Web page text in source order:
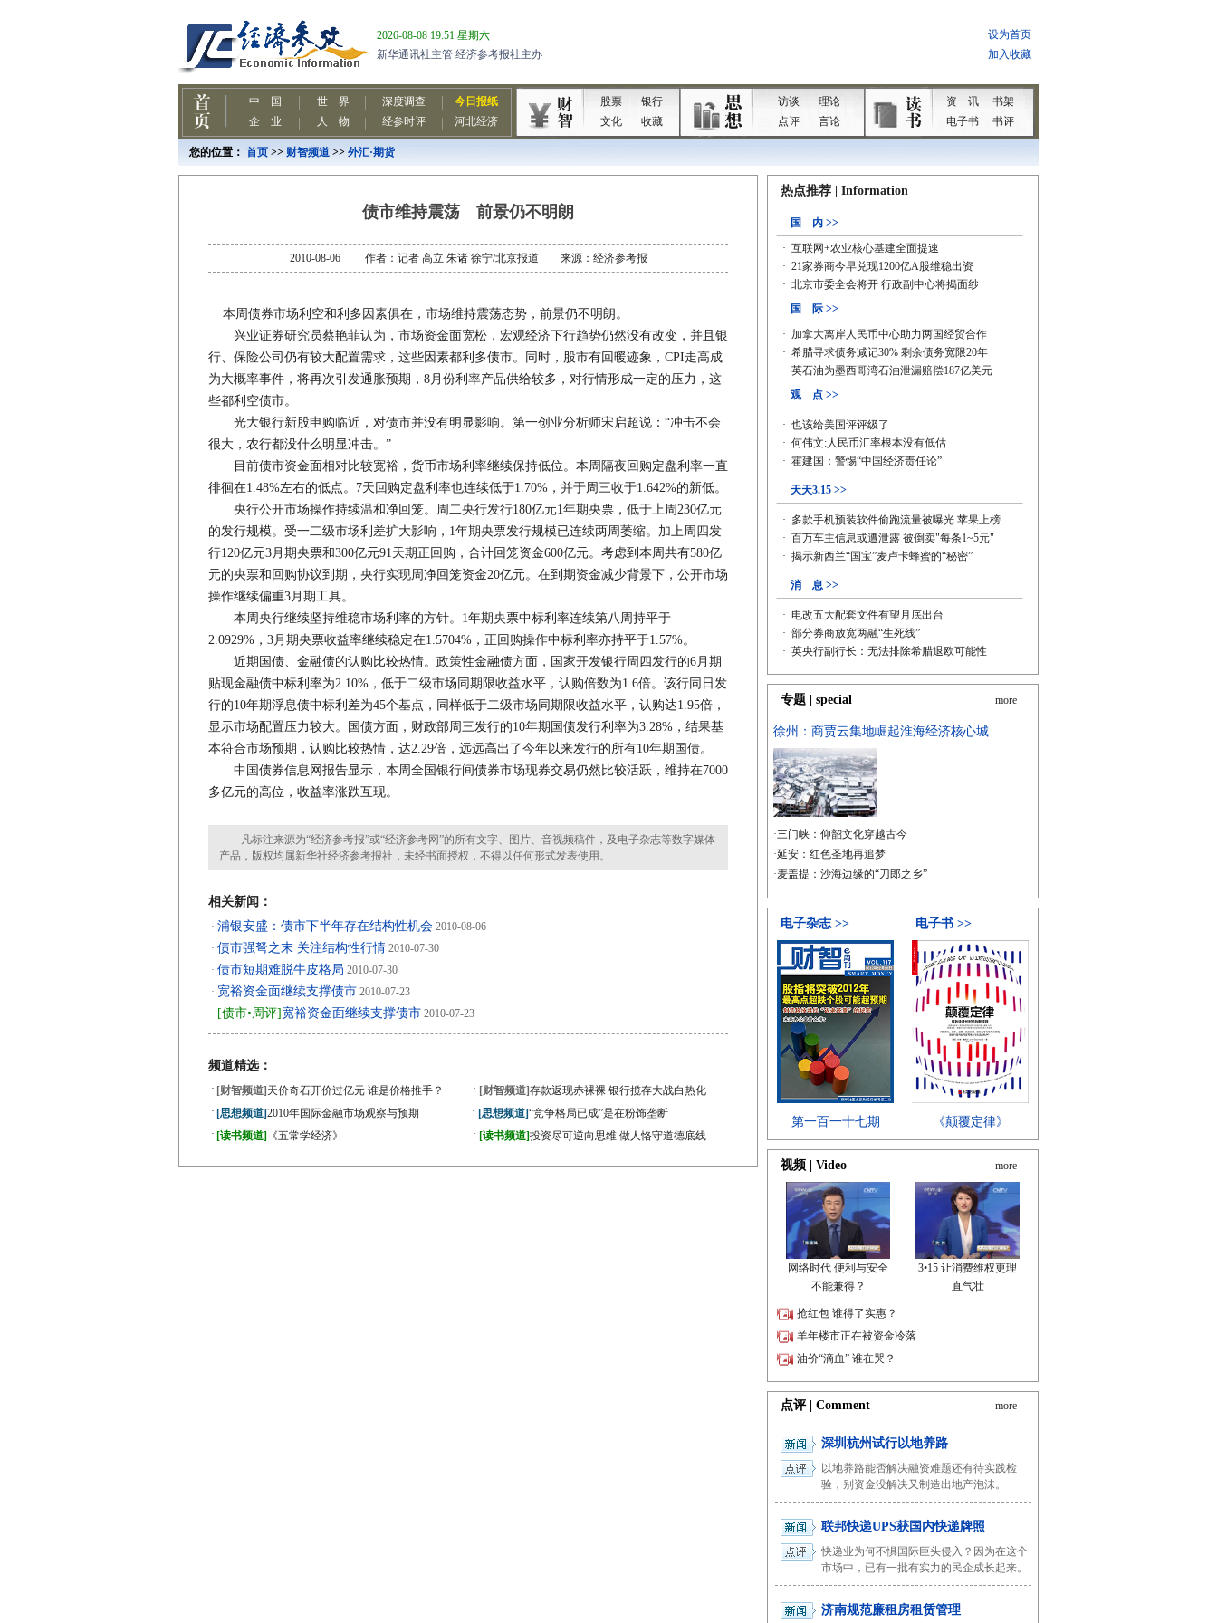
您的位置： 首页 >> 财智频道 >> 外汇·期货
债市维持震荡 前景仍不明朗
2010-08-06 作者：记者 高立 朱诸 徐宁/北京报道 来源：经济参考报
本周债券市场利空和利多因素俱在，市场维持震荡态势，前景仍不明朗。
兴业证券研究员蔡艳菲认为，市场资金面宽松，宏观经济下行趋势仍然没有改变，并且银
行、保险公司仍有较大配置需求，这些因素都利多债市。同时，股市有回暖迹象，CPI走高成
为大概率事件，将再次引发通胀预期，8月份利率产品供给较多，对行情形成一定的压力，这
些都利空债市。
光大银行新股申购临近，对债市并没有明显影响。第一创业分析师宋启超说：“冲击不会
很大，农行都没什么明显冲击。”
目前债市资金面相对比较宽裕，货币市场利率继续保持低位。本周隔夜回购定盘利率一直
徘徊在1.48%左右的低点。7天回购定盘利率也连续低于1.70%，并于周三收于1.642%的新低。
央行公开市场操作持续温和净回笼。周二央行发行180亿元1年期央票，低于上周230亿元
的发行规模。受一二级市场利差扩大影响，1年期央票发行规模已连续两周萎缩。加上周四发
行120亿元3月期央票和300亿元91天期正回购，合计回笼资金600亿元。考虑到本周共有580亿
元的央票和回购协议到期，央行实现周净回笼资金20亿元。在到期资金减少背景下，公开市场
操作继续偏重3月期工具。
本周央行继续坚持维稳市场利率的方针。1年期央票中标利率连续第八周持平于
2.0929%，3月期央票收益率继续稳定在1.5704%，正回购操作中标利率亦持平于1.57%。
近期国债、金融债的认购比较热情。政策性金融债方面，国家开发银行周四发行的6月期
贴现金融债中标利率为2.10%，低于二级市场同期限收益水平，认购倍数为1.6倍。该行同日发
行的10年期浮息债中标利差为45个基点，同样低于二级市场同期限收益水平，认购达1.95倍，
显示市场配置压力较大。国债方面，财政部周三发行的10年期国债发行利率为3.28%，结果基
本符合市场预期，认购比较热情，达2.29倍，远远高出了今年以来发行的所有10年期国债。
中国债券信息网报告显示，本周全国银行间债券市场现券交易仍然比较活跃，维持在7000
多亿元的高位，收益率涨跌互现。
凡标注来源为“经济参考报”或“经济参考网”的所有文字、图片、音视频稿件，及电子杂志等数字媒体
产品，版权均属新华社经济参考报社，未经书面授权，不得以任何形式发表使用。
相关新闻：
· 浦银安盛：债市下半年存在结构性机会 2010-08-06
· 债市强弩之末 关注结构性行情 2010-07-30
· 债市短期难脱牛皮格局 2010-07-30
· 宽裕资金面继续支撑债市 2010-07-23
· [债市•周评] 宽裕资金面继续支撑债市 2010-07-23
频道精选：
· [财智频道] 天价奇石开价过亿元 谁是价格推手？ · [财智频道]存款返现赤裸裸 银行揽存大战白热化
· [思想频道]2010年国际金融市场观察与预期 · [思想频道]“竞争格局已成”是在粉饰垄断
· [读书频道] 《五常学经济》 · [读书频道]投资尽可逆向思维 做人恪守道德底线